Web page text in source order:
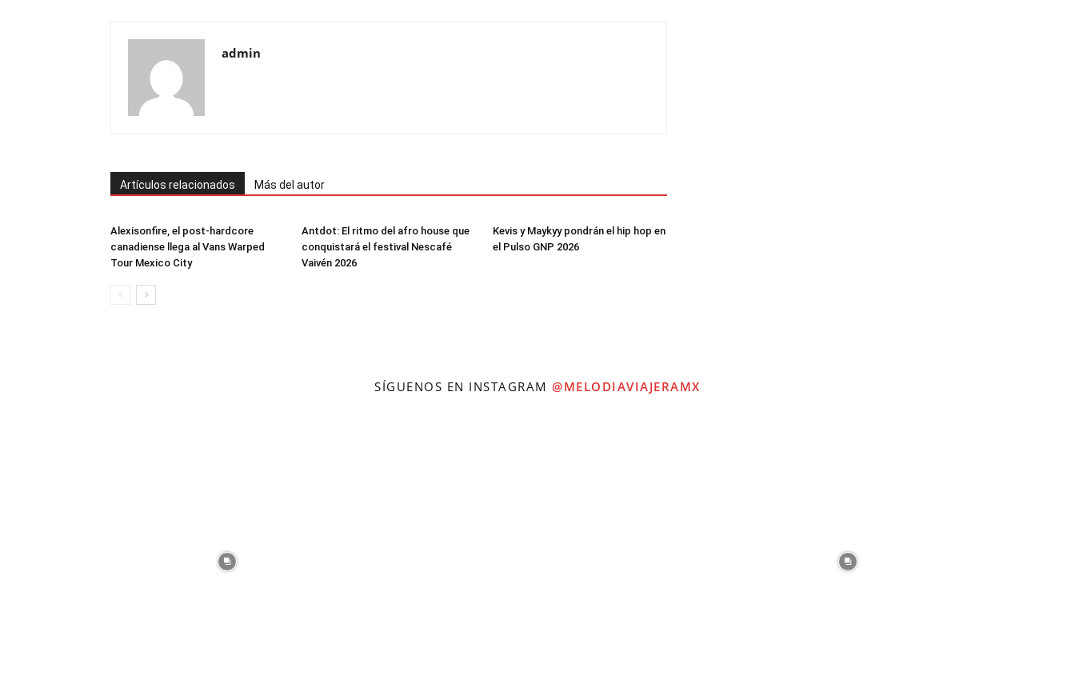
admin
Artículos relacionados Más del autor
Alexisonfire, el post-hardcore
canadiense llega al Vans Warped
Tour Mexico City
Antdot: El ritmo del afro house que
conquistará el festival Nescafé
Vaivén 2026
Kevis y Maykyy pondrán el hip hop en
el Pulso GNP 2026
SÍGUENOS EN INSTAGRAM@MELODIAVIAJERAMX